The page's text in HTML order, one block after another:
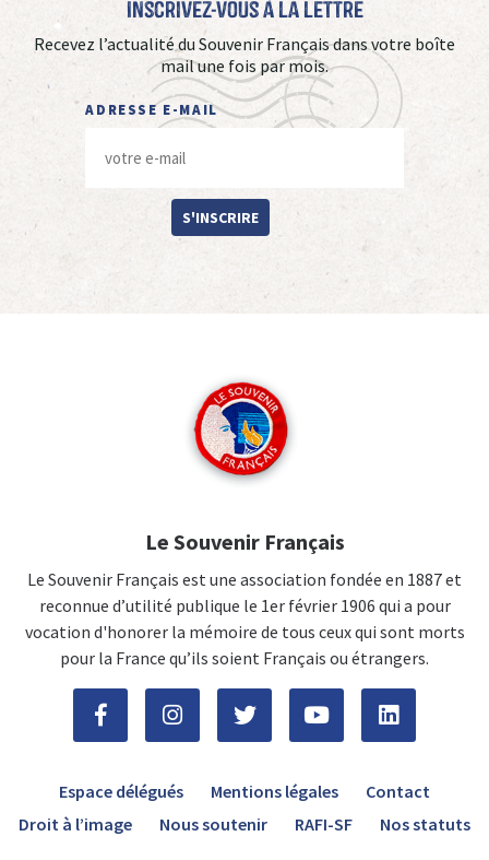
Inscrivez-vous à La Lettre
Recevez l’actualité du Souvenir Français dans votre boîte
mail une fois par mois.
ADRESSE E-MAIL
S'INSCRIRE
Le Souvenir Français
Le Souvenir Français est une association fondée en 1887 et
reconnue d’utilité publique le 1er février 1906 qui a pour
vocation d'honorer la mémoire de tous ceux qui sont morts
pour la France qu’ils soient Français ou étrangers.
Espace délégués Mentions légales
Contact
Droit à l’image
Nous soutenir RAFI-SF Nos statuts